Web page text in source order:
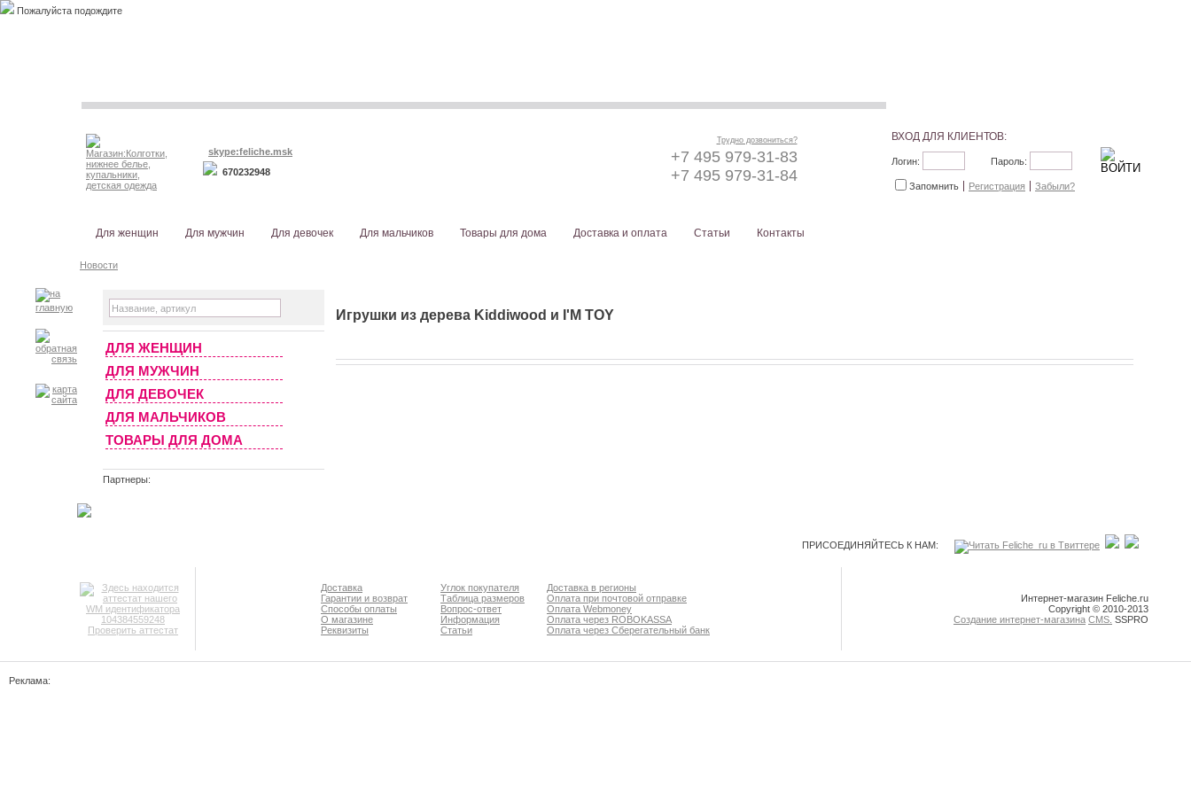
Пожалуйста подождите
skype:feliche.msk
670232948
Трудно дозвониться?
+7 495 979-31-83
+7 495 979-31-84
ВХОД ДЛЯ КЛИЕНТОВ:
Логин: Пароль:
Запомнить Регистрация Забыли?
Для женщин Для мужчин Для девочек Для мальчиков Товары для дома Доставка и оплата Статьи Контакты
Новости
ДЛЯ ЖЕНЩИН
ДЛЯ МУЖЧИН
ДЛЯ ДЕВОЧЕК
ДЛЯ МАЛЬЧИКОВ
ТОВАРЫ ДЛЯ ДОМА
Партнеры:
Игрушки из дерева Kiddiwood и I'M TOY
ПРИСОЕДИНЯЙТЕСЬ К НАМ:
Проверить аттестат
Доставка
Гарантии и возврат
Способы оплаты
О магазине
Реквизиты
Углок покупателя
Таблица размеров
Вопрос-ответ
Информация
Статьи
Доставка в регионы
Оплата при почтовой отправке
Оплата Webmoney
Оплата через ROBOKASSA
Оплата через Сберегательный банк
Интернет-магазин Feliche.ru
Copyright © 2010-2013
Создание интернет-магазина CMS. SSPRO
Реклама: